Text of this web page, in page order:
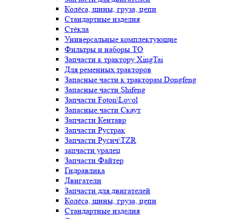
Колёса, шины, груза, цепи
Стандартные изделия
Стёкла
Универсальные комплектующие
Фильтры и наборы ТО
Запчасти к трактору XingTai
Для ременных тракторов
Запасные части к тракторам Dongfeng
Запасные части Shifeng
Запчасти Foton\Lovol
Запасные части Скаут
Запчасти Кентавр
Запчасти Рустрак
Запчасти Русич\TZR
запчасти уралец
Запчасти Файтер
Гидравлика
Двигатели
Запчасти для двигателей
Колёса, шины, груза, цепи
Стандартные изделия